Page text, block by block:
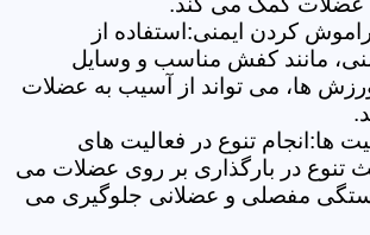
کردن ایمنی:استفاده از
مانند کفش مناسب و وسایل
ها، می تواند از آسیب به عضلات
ها:انجام تنوع در فعالیت های
تنوع در بارگذاری بر روی عضلات می
مفصلی و عضلانی جلوگیری می